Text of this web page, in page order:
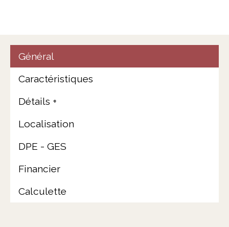
Général
Caractéristiques
Détails +
Localisation
DPE - GES
Financier
Calculette